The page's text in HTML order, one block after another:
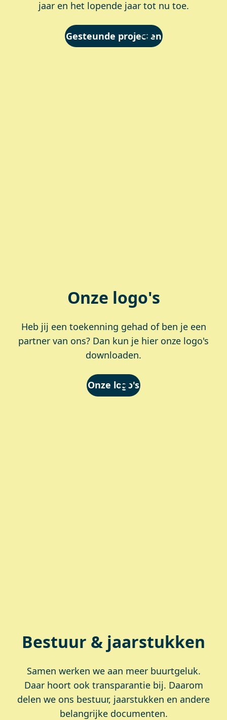
jaar en het lopende jaar tot nu toe.
Gesteunde projecten
Onze logo's
Heb jij een toekenning gehad of ben je een
partner van ons? Dan kun je hier onze logo's
downloaden.
Onze logo's
Bestuur & jaarstukken
Samen werken we aan meer buurtgeluk.
Daar hoort ook transparantie bij. Daarom
delen we ons bestuur, jaarstukken en andere
belangrijke documenten.